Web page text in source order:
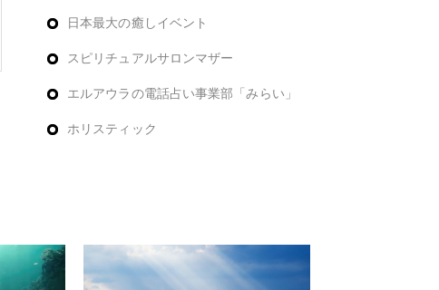
日本最大の癒しイベント
スピリチュアルサロンマザー
エルアウラの電話占い事業部「みらい」
ホリスティック